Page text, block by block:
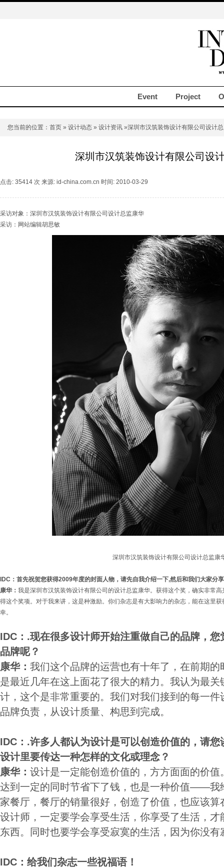
Event Project
您当前的位置： 首页 » 设计动态 » 设计资讯 »深圳市汉筑装饰设计有限公司设计
深圳市汉筑装饰设计有限公司设
点击: 35414 次 来源: id-china.com.cn 时间: 2010-03-29
采访对象：深圳市汉筑装饰设计有限公司设计总监康华
采访：网站编辑胡思敏
深圳市汉筑装饰设计有限公司设计总监康
IDC：首先祝贺您获得2009年度的封面人物，请先自我介绍一下,然后和我们大家分
康华： 我是深圳市汉筑装饰设计有限公司的设计总监康华。获得这个奖，确实非常
得这个奖项。对于我来讲，这是种激励。你们杂志是有大影响力的杂志，能在这里
幸。
IDC：.现在很多设计师开始注重做自己的品牌，
品牌呢？
康华： 我们这个品牌的运营也有十年了，在前期
是最近几年在这上面花了很大的精力。我认为最
计，这个是非常重要的。我们对我们接到的每一
品牌负责，从设计质量、构思到完成。
IDC：.许多人都认为设计是可以创造价值的，请
设计里要传达一种怎样的文化或理念？
康华： 设计是一定能创造价值的，方方面面的价
达到一定的同时节省下了钱，也是一种价值——我
家餐厅，餐厅的销量很好，创造了价值，也应该
设计师，一定要学会享受生活，你享受了生活，
东西。同时也要学会享受寂寞的生活，因为你没
IDC：给我们杂志一些祝福语！